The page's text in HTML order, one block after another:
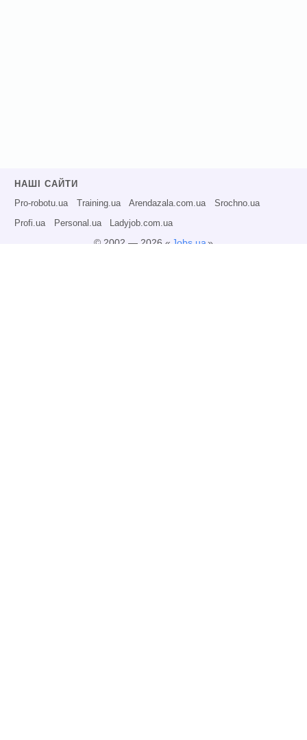
НАШІ САЙТИ
Pro-robotu.ua Training.ua Arendazala.com.ua Srochno.ua
Profi.ua Personal.ua Ladyjob.com.ua
© 2002 — 2026 « Jobs.ua»